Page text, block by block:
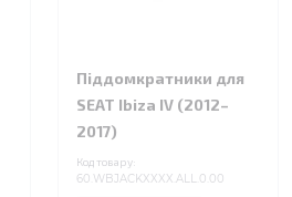
Піддомкратники для
SEAT Ibiza IV (2012–
2017)
Код товару:
60.WBJACKXXXX.ALL.0.00